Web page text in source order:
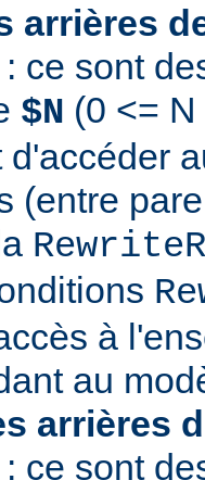
arrières
: ce sont
$N (0 <=
d'accéder
(entre
à
au
arrières
: ce sont